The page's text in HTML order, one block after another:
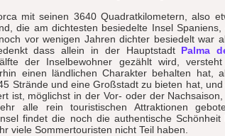
mit seinen 3640 Quadratkilometern, also
die am dichtesten besiedelte Insel Spaniens,
vor wenigen Jahren dichter besiedelt war
dass allein in der Hauptstadt Palma
der Inselbewohner gezählt wird,
einen ländlichen Charakter behalten hat,
Strände und eine Großstadt zu bieten hat,
ist, möglichst in der Vor- oder der
alle rein touristischen Attraktionen
findet die noch die authentische Schönheit
viele Sommertouristen nicht Teil haben.